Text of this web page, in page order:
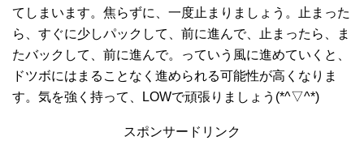
てしまいます。焦らずに、一度止まりましょう。止まった
ら、すぐに少しパックして、前に進んで、止まったら、ま
たバックして、前に進んで。っていう風に進めていくと、
ドツボにはまることなく進められる可能性が高くなりま
す。気を強く持って、LOWで頑張りましょう(*^▽^*)
スポンサードリンク